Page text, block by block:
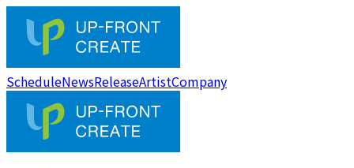
ScheduleNewsReleaseArtistCompany